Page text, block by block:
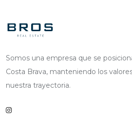
Somos una empresa que se
Costa Brava, manteniendo los
nuestra trayectoria.